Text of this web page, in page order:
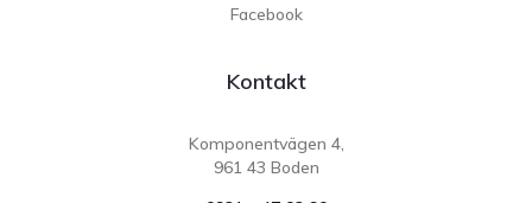
Facebook
Kontakt
Komponentvägen 4,
961 43 Boden